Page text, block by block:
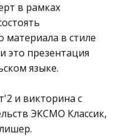
в рамках
материала в стиле
это презентация
языке.
и викторина с
ЭКСМО Классик,